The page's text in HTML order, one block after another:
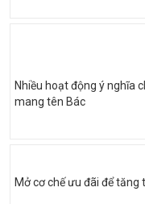
Nhiều hoạt động ý nghĩa
mang tên Bác
Mở cơ chế ưu đãi để